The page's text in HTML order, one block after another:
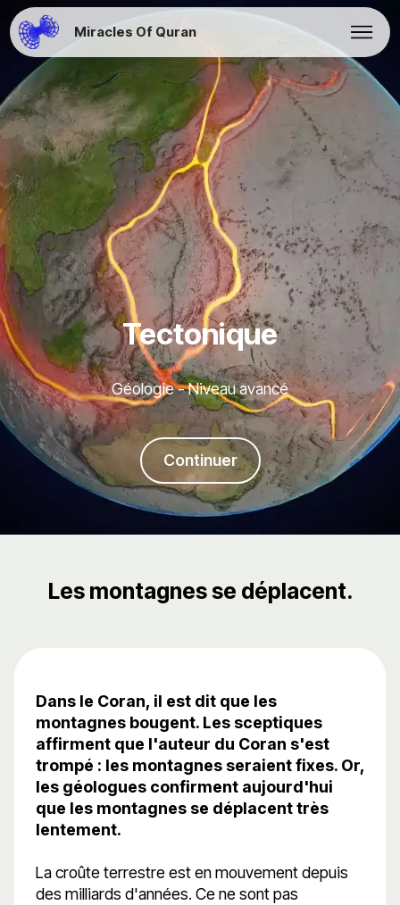
Miracles Of Quran
Tectonique
Géologie - Niveau avancé
Continuer
Les montagnes se déplacent.
Dans le Coran, il est dit que les
montagnes bougent. Les sceptiques
affirment que l'auteur du Coran s'est
trompé : les montagnes seraient fixes. Or,
les géologues confirment aujourd'hui
que les montagnes se déplacent très
lentement.
La croûte terrestre est en mouvement depuis
des milliards d'années. Ce ne sont pas